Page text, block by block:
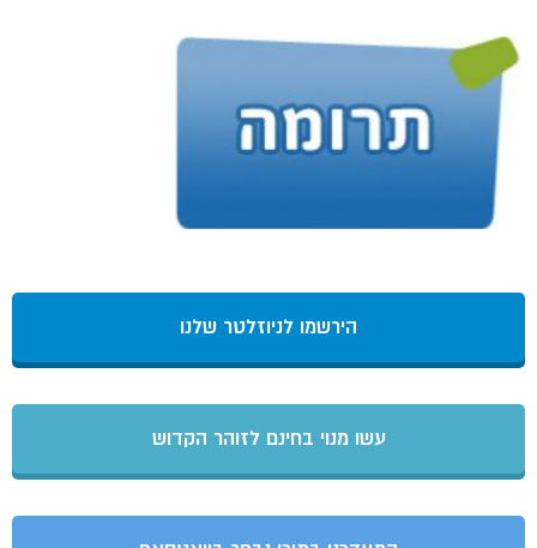
הירשמו לניוזלטר שלנו
עשו מנוי בחינם לזוהר הקדוש